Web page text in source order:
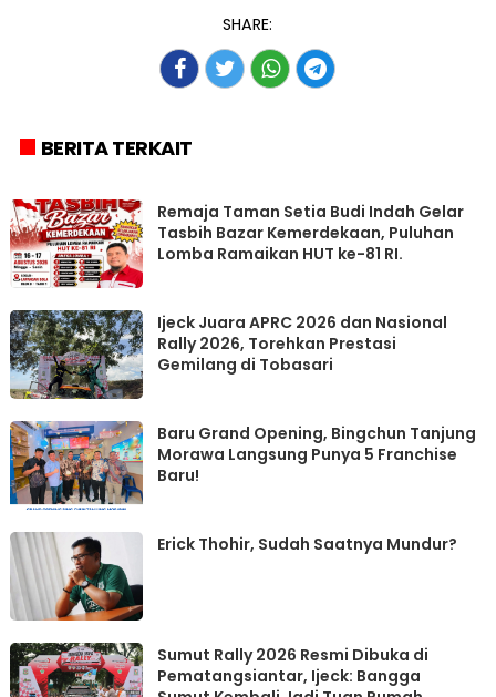
SHARE:
BERITA TERKAIT
Remaja Taman Setia Budi Indah Gelar
Tasbih Bazar Kemerdekaan, Puluhan
Lomba Ramaikan HUT ke-81 RI.
Ijeck Juara APRC 2026 dan Nasional
Rally 2026, Torehkan Prestasi
Gemilang di Tobasari
‎Baru Grand Opening, Bingchun Tanjung
Morawa Langsung Punya 5 Franchise
Erick Thohir, Sudah Saatnya Mundur?
Sumut Rally 2026 Resmi Dibuka di
Pematangsiantar, Ijeck: Bangga